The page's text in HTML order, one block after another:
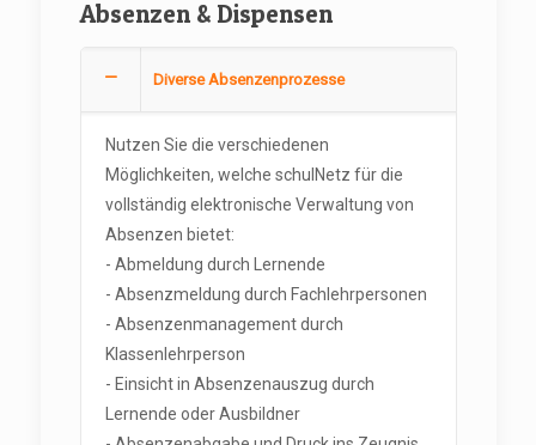
Absenzen & Dispensen
Diverse Absenzenprozesse
Nutzen Sie die verschiedenen
Möglichkeiten, welche schulNetz für die
vollständig elektronische Verwaltung von
Absenzen bietet:
- Abmeldung durch Lernende
- Absenzmeldung durch Fachlehrpersonen
- Absenzenmanagement durch
Klassenlehrperson
- Einsicht in Absenzenauszug durch
Lernende oder Ausbildner